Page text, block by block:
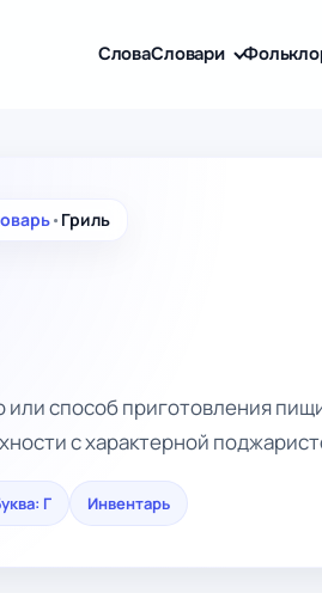
СловаСловари
• Гриль
или способ приготовления
с характерной
Г Инвентарь